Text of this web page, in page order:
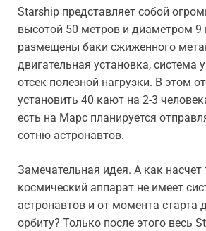
Starship представляет собой
высотой 50 метров и диаметром 9
размещены баки сжиженного
двигательная установка, система
отсек полезной нагрузки. В этом
установить 40 кают на 2-3
есть на Марс планируется
сотню астронавтов.
Замечательная идея. А как насчет
космический аппарат не имеет
астронавтов и от момента старта
орбиту? Только после этого весь